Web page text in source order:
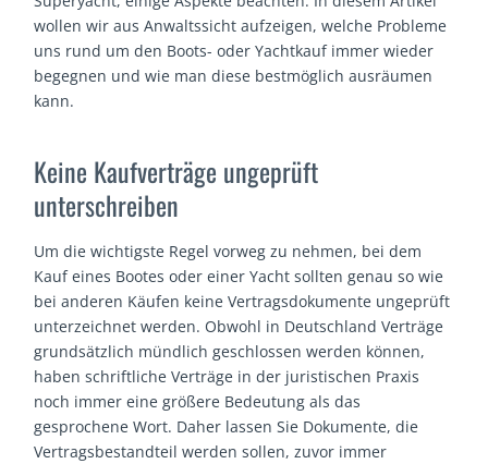
wollen wir aus Anwaltssicht aufzeigen, welche Probleme
uns rund um den Boots- oder Yachtkauf immer wieder
begegnen und wie man diese bestmöglich ausräumen
kann.
Keine Kaufverträge ungeprüft
unterschreiben
Um die wichtigste Regel vorweg zu nehmen, bei dem
Kauf eines Bootes oder einer Yacht sollten genau so wie
bei anderen Käufen keine Vertragsdokumente ungeprüft
unterzeichnet werden. Obwohl in Deutschland Verträge
grundsätzlich mündlich geschlossen werden können,
haben schriftliche Verträge in der juristischen Praxis
noch immer eine größere Bedeutung als das
gesprochene Wort. Daher lassen Sie Dokumente, die
Vertragsbestandteil werden sollen, zuvor immer